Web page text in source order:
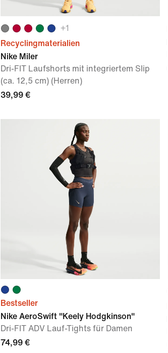
+1
Recyclingmaterialien
Nike Miler
Dri-FIT Laufshorts mit integriertem Slip
(ca. 12,5 cm) (Herren)
39,99 €
Bestseller
Nike AeroSwift "Keely Hodgkinson"
Dri-FIT ADV Lauf-Tights für Damen
74,99 €